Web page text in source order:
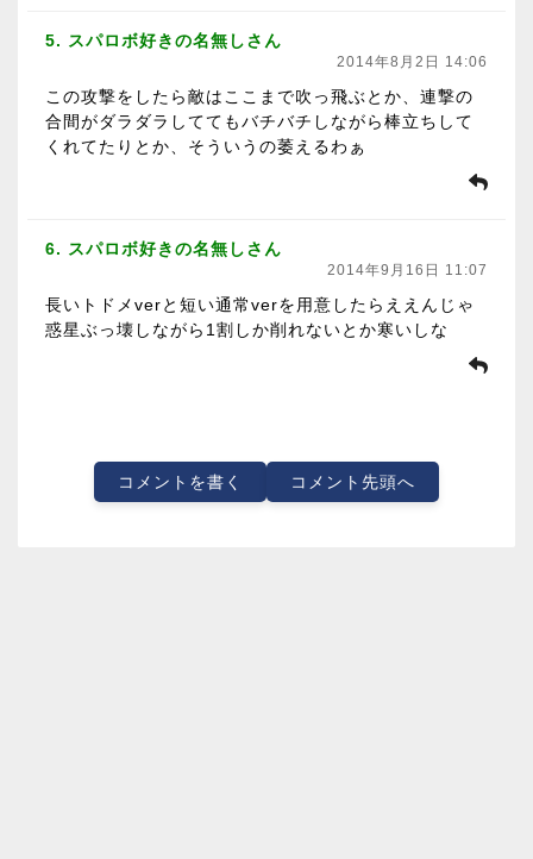
5. スパロボ好きの名無しさん
2014年8月2日 14:06
この攻撃をしたら敵はここまで吹っ飛ぶとか、連撃の
合間がダラダラしててもバチバチしながら棒立ちして
くれてたりとか、そういうの萎えるわぁ
6. スパロボ好きの名無しさん
2014年9月16日 11:07
長いトドメverと短い通常verを用意したらええんじゃ
惑星ぶっ壊しながら1割しか削れないとか寒いしな
コメントを書く コメント先頭へ